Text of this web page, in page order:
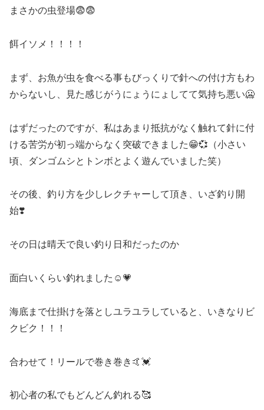
まさかの虫登場😨😨
餌イソメ！！！！
まず、お魚が虫を食べる事もびっくりで針への付け方もわ
からないし、見た感じがうにょうにょしてて気持ち悪い🥶
はずだったのですが、私はあまり抵抗がなく触れて針に付
ける苦労が初っ端からなく突破できました😁💞（小さい
頃、ダンゴムシとトンボとよく遊んでいました笑）
その後、釣り方を少しレクチャーして頂き、いざ釣り開
始❣️
その日は晴天で良い釣り日和だったのか
面白いくらい釣れました☺️💗
海底まで仕掛けを落としユラユラしていると、いきなりビ
クビク！！！
合わせて！リールで巻き巻き🤙💓
初心者の私でもどんどん釣れる🥰